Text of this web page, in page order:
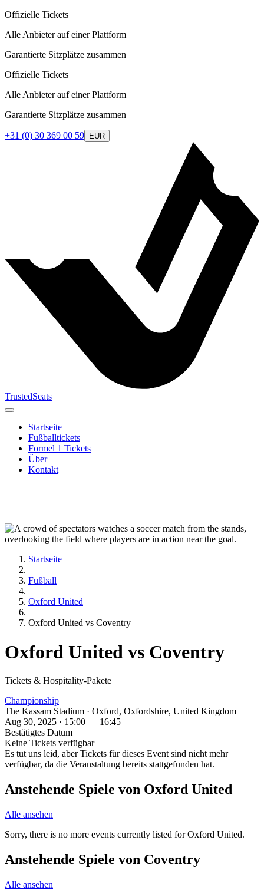
Offizielle Tickets
Alle Anbieter auf einer Plattform
Garantierte Sitzplätze zusammen
Offizielle Tickets
Alle Anbieter auf einer Plattform
Garantierte Sitzplätze zusammen
+31 (0) 30 369 00 59 EUR
TrustedSeats
Startseite
Fußballtickets
Formel 1 Tickets
Über
Kontakt
Startseite
Fußball
Oxford United
Oxford United vs Coventry
Oxford United vs Coventry
Tickets & Hospitality-Pakete
Championship
The Kassam Stadium · Oxford, Oxfordshire, United Kingdom
Aug 30, 2025 · 15:00 — 16:45
Bestätigtes Datum
Keine Tickets verfügbar
Es tut uns leid, aber Tickets für dieses Event sind nicht mehr
verfügbar, da die Veranstaltung bereits stattgefunden hat.
Anstehende Spiele von Oxford United
Alle ansehen
Sorry, there is no more events currently listed for Oxford United.
Anstehende Spiele von Coventry
Alle ansehen